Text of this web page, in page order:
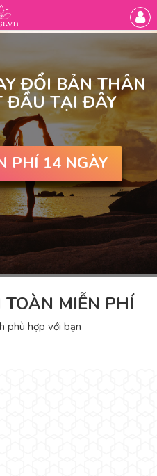
ĐỔI BẢN THÂN
ĐẦU TẠI ĐÂY
PHÍ 14 NGÀY
MIỄN PHÍ
phù hợp với bạn